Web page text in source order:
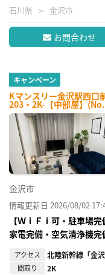
石川県 金沢市
お問合わせ
キャンペーン
Kマンスリー金沢駅西口
203・2K-【中部屋】
金沢市
情報更新日 2026/08/02
【ＷｉＦｉ可・駐車場
家電完備・空気清浄機完
アクセス 北陸新幹線「金
間取り 2K